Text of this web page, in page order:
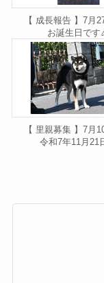
【 成長報告 】7月
お誕生日です
【 里親募集 】7月
令和7年11月21